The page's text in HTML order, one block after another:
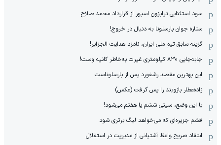
سود استثنایی ترابزون اسپور از قرارداد محمد صلاح
ستاره جوان بارسلونا به دنبال در خروج!
گزینه سابق تیم ملی ایران، نامزد هدایت الجزایر!
جابه‌جایی ۸۳۰ کیلومتری غیرت به‌خاطر کانیه وست!
این بهترین مقصد رشفورد پس از بارسلوناست
زاده‌عطار بازوبند را پس گرفت (عکس)
با این وضع، سیتی ششم یا هفتم می‌شود!
قشم جزیره‌ای که می‌خواهد لیگ برتری شود
انتقاد صریح واعظ آشتیانی از مدیریت در استقلال